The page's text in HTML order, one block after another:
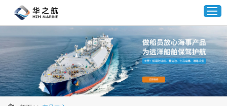
首页
产品中心